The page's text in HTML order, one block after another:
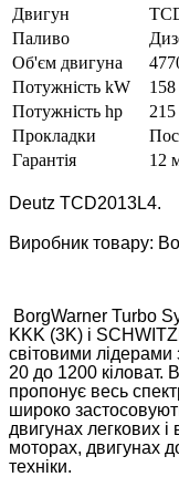
Двигун
Паливо
Об'єм двигуна
Потужність kW
158
Потужність hp
215
Прокладки
Гарантія
12
Deutz TCD2013L4.
Виробник товару:
BorgWarner Turbo
KKK (3K) і
світовими лідерами
20 до 1200
пропонує весь
широко
двигунах легкових
моторах, двигунах
техніки.